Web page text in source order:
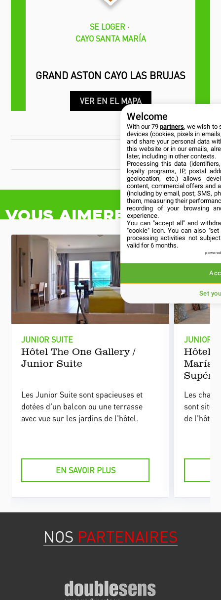
SE LOGER
VER EN EL MAPA
CUBANÍA
Vous aimerez aussi
JUNIOR SUITE
Junior Suite
avec vue sur les jardins de l'hôtel.
JUNIOR
María
Les
de l'hôtel.
disposent
NOSPARTENAIRES
Welcome
With our 79partners, we wish to
devices (cookies, pixels in
and share your personal data
this website or in our emails,
later, including in other contexts.
Processing this data
loyalty programs, IP, postal
geolocation, etc.) allows
content, commercial offers and
(including by email, post, SMS,
them, measuring their
recording of your browsing
experience.
You can "accept all" and
"cookie" icon. You can also
processing activities not
valid for 6 months.
Set